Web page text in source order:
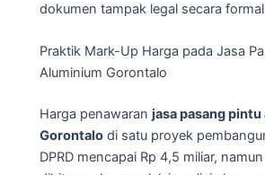
dokumen tampak legal secara
Praktik Mark-Up Harga pada Jasa
Aluminium Gorontalo
Harga penawaran jasa pasang
Gorontalo di satu proyek
DPRD mencapai Rp 4,5 miliar,